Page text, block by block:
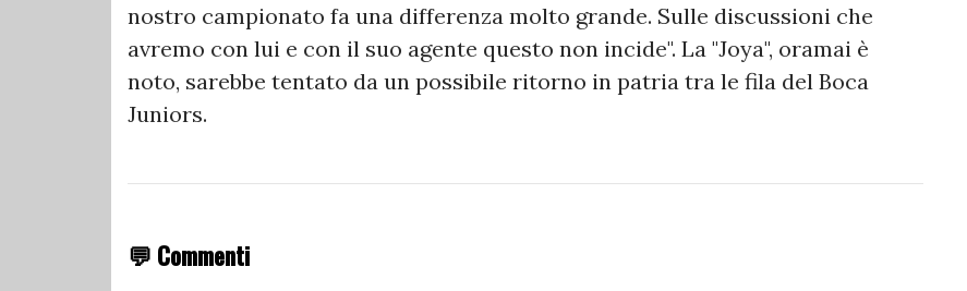
nostro campionato fa una differenza molto grande. Sulle discussioni che
avremo con lui e con il suo agente questo non incide". La "Joya", oramai è
noto, sarebbe tentato da un possibile ritorno in patria tra le fila del Boca
Juniors.
💬 Commenti